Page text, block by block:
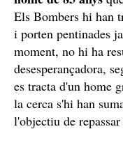
Els Bombers hi han
i porten pentinades
moment, no hi ha
desesperançadora,
es tracta d'un home
la cerca s'hi han
l'objectiu de